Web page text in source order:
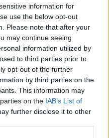
information for
use the below opt-out
Please note that after your
may continue seeing
information utilized by
to third parties prior to
opt-out of the further
by third parties on the
This information may
on the IAB’s List of
further disclose it to other
η βλάστηση
Καρδίτσας
αρχή της άνοιξης και
η ανάπτυξη της
οδικού δικτύου της Π.Ε.
εγκυμονεί κινδύνους